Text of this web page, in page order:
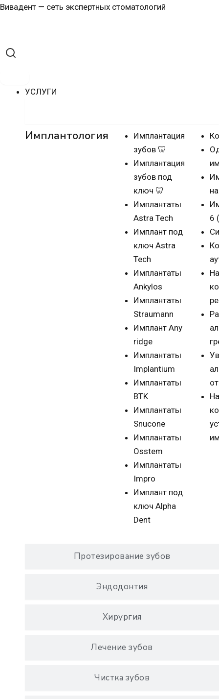
Перейти
Вивадент — сеть экспертных стоматологий
УСЛУГИ
Протезирование зубов
Эндодонтия
Хирургия
Лечение зубов
Чистка зубов
Имплантология
Имплантация
зубов 🦷
Имплантация
зубов под
ключ 🦷
Имплантаты
Astra Tech
Имплант под
ключ Astra
Tech
Имплантаты
Ankylos
Имплантаты
Straumann
Имплант Any
ridge
Имплантаты
Implantium
Имплантаты
BTK
Имплантаты
Snucone
Имплантаты
Osstem
Имплантаты
Impro
Имплант под
ключ Alpha
Dent
6
Навигация